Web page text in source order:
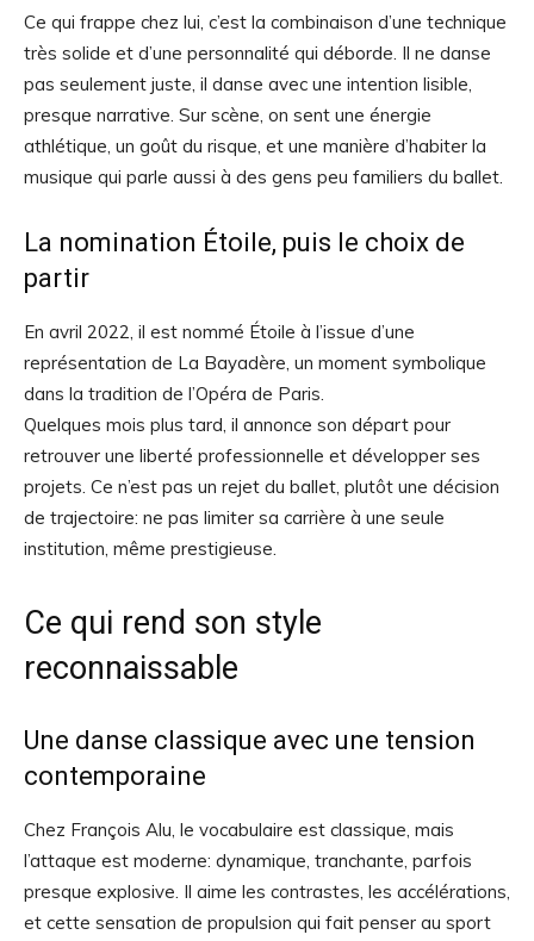
Ce qui frappe chez lui, c’est la combinaison d’une technique
très solide et d’une personnalité qui déborde. Il ne danse
pas seulement juste, il danse avec une intention lisible,
presque narrative. Sur scène, on sent une énergie
athlétique, un goût du risque, et une manière d’habiter la
musique qui parle aussi à des gens peu familiers du ballet.
La nomination Étoile, puis le choix de
partir
En avril 2022, il est nommé Étoile à l’issue d’une
représentation de La Bayadère, un moment symbolique
dans la tradition de l’Opéra de Paris.
Quelques mois plus tard, il annonce son départ pour
retrouver une liberté professionnelle et développer ses
projets. Ce n’est pas un rejet du ballet, plutôt une décision
de trajectoire: ne pas limiter sa carrière à une seule
institution, même prestigieuse.
Ce qui rend son style
reconnaissable
Une danse classique avec une tension
contemporaine
Chez François Alu, le vocabulaire est classique, mais
l’attaque est moderne: dynamique, tranchante, parfois
presque explosive. Il aime les contrastes, les accélérations,
et cette sensation de propulsion qui fait penser au sport